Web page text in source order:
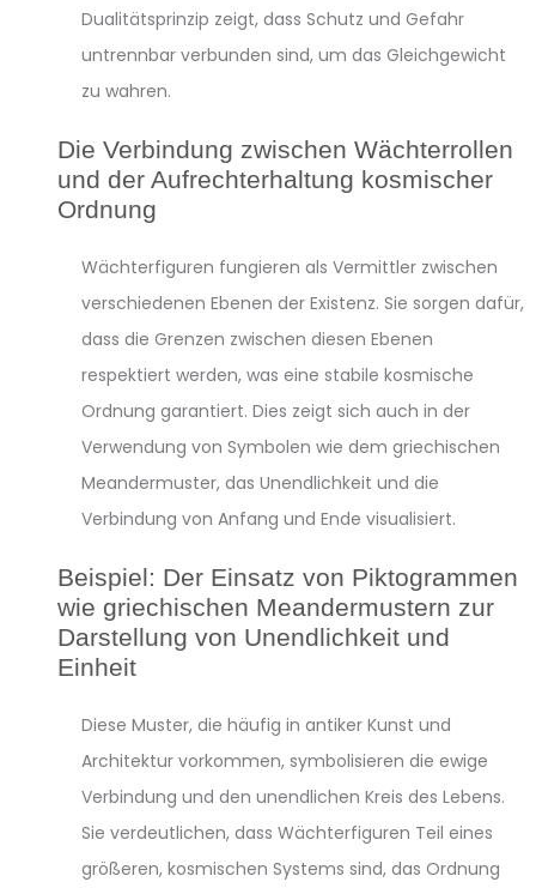
Dualitätsprinzip zeigt, dass Schutz und Gefahr
untrennbar verbunden sind, um das Gleichgewicht
zu wahren.
Die Verbindung zwischen Wächterrollen
und der Aufrechterhaltung kosmischer
Ordnung
Wächterfiguren fungieren als Vermittler zwischen
verschiedenen Ebenen der Existenz. Sie sorgen dafür,
dass die Grenzen zwischen diesen Ebenen
respektiert werden, was eine stabile kosmische
Ordnung garantiert. Dies zeigt sich auch in der
Verwendung von Symbolen wie dem griechischen
Meandermuster, das Unendlichkeit und die
Verbindung von Anfang und Ende visualisiert.
Beispiel: Der Einsatz von Piktogrammen
wie griechischen Meandermustern zur
Darstellung von Unendlichkeit und
Einheit
Diese Muster, die häufig in antiker Kunst und
Architektur vorkommen, symbolisieren die ewige
Verbindung und den unendlichen Kreis des Lebens.
Sie verdeutlichen, dass Wächterfiguren Teil eines
größeren, kosmischen Systems sind, das Ordnung